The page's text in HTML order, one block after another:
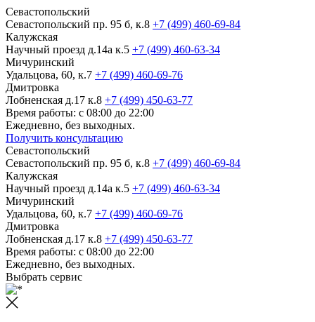
Севастопольский
Севастопольский пр. 95 б, к.8 +7 (499) 460-69-84
Калужская
Научный проезд д.14а к.5 +7 (499) 460-63-34
Мичуринский
Удальцова, 60, к.7 +7 (499) 460-69-76
Дмитровка
Лобненская д.17 к.8 +7 (499) 450-63-77
Время работы: с 08:00 до 22:00
Ежедневно, без выходных.
Получить консультацию
Севастопольский
Севастопольский пр. 95 б, к.8 +7 (499) 460-69-84
Калужская
Научный проезд д.14а к.5 +7 (499) 460-63-34
Мичуринский
Удальцова, 60, к.7 +7 (499) 460-69-76
Дмитровка
Лобненская д.17 к.8 +7 (499) 450-63-77
Время работы: с 08:00 до 22:00
Ежедневно, без выходных.
Выбрать сервис